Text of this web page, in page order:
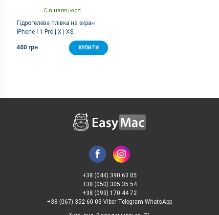
Є в наявності
Гідрогелева плівка на екран
iPhone 11 Pro | X | XS
400 грн КУПИТИ
+38 (044) 390 63 05
+38 (050) 305 35 54
+38 (093) 170 44 72
+38 (067) 352 60 03 Viber Telegram WhatsApp